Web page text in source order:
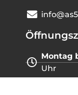
Montag
Uhr